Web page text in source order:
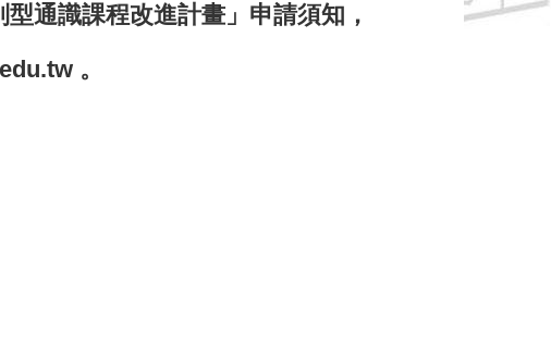
通識課程改進計畫」申請須知，
。